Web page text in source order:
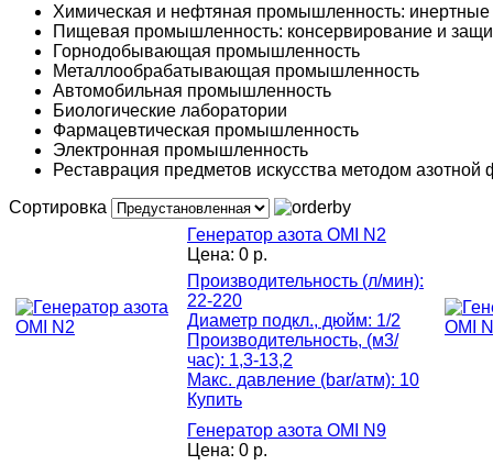
Химическая и нефтяная промышленность:
Пищевая промышленность: консервирование и
Горнодобывающая промышленность
Металлообрабатывающая промышленность
Автомобильная промышленность
Биологические лаборатории
Фармацевтическая промышленность
Электронная промышленность
Реставрация предметов искусства методом азотной
Сортировка
Генератор азота OMI N2
Цена: 0 р.
Производительность (л/мин):
22-220
Диаметр подкл., дюйм: 1/2
Производительность, (м3/
час): 1,3-13,2
Макс. давление (bar/атм): 10
Купить
Генератор азота OMI N9
Цена: 0 р.